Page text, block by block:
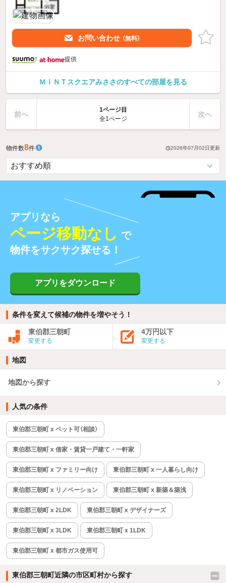
お問い合わせ （無料）
提供
ＭＩＮＴスクエアみささのすべての部屋を見る
前へ
1ページ目
全1ページ
次へ
物件数8件 2026年07月02日 更新
アプリなら
ページ移動なし で
物件をサクサク探せる！
アプリをダウンロード
条件を変えて候補の物件を増やそう！
東伯郡三朝町
変更する
4万円以下
変更する
地図
地図から探す
人気の条件
東伯郡三朝町 x ペット可（相談）
東伯郡三朝町 x 借家・賃貸一戸建て・一軒家
東伯郡三朝町 x ファミリー向け 東伯郡三朝町 x 一人暮らし向け
東伯郡三朝町 x リノベーション 東伯郡三朝町 x 新築＆築浅
東伯郡三朝町 x 2LDK 東伯郡三朝町 x デザイナーズ
東伯郡三朝町 x 3LDK 東伯郡三朝町 x 1LDK
東伯郡三朝町 x 都市ガス使用可
東伯郡三朝町近隣の市区町村から探す